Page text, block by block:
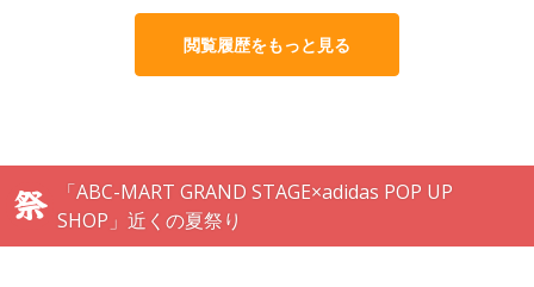
閲覧履歴をもっと見る
「ABC-MART GRAND STAGE×adidas POP UP
SHOP」近くの夏祭り